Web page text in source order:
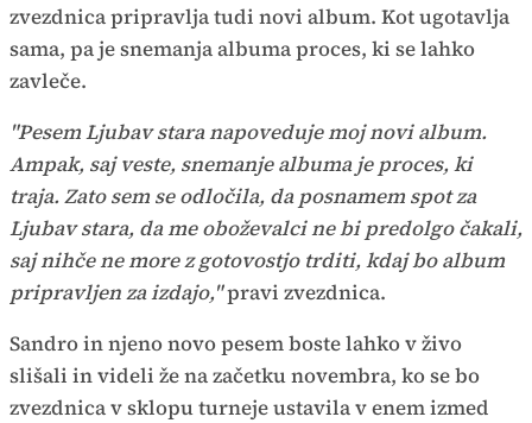
zvezdnica pripravlja tudi novi album. Kot ugotavlja
sama, pa je snemanja albuma proces, ki se lahko
zavleče.
"Pesem Ljubav stara napoveduje moj novi album.
Ampak, saj veste, snemanje albuma je proces, ki
traja. Zato sem se odločila, da posnamem spot za
Ljubav stara, da me oboževalci ne bi predolgo čakali,
saj nihče ne more z gotovostjo trditi, kdaj bo album
pripravljen za izdajo,"pravi zvezdnica.
Sandro in njeno novo pesem boste lahko v živo
slišali in videli že na začetku novembra, ko se bo
zvezdnica v sklopu turneje ustavila v enem izmed